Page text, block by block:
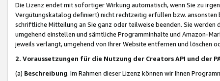
Die Lizenz endet mit sofortiger Wirkung automatisch, wenn Sie zu
Vergütungskatalog definiert) nicht rechtzeitig erfüllen bzw. ansonsten
schriftliche Mitteilung an Sie ganz oder teilweise beenden. Sie werden
umgehend einstellen und sämtliche Programminhalte und Amazon-
jeweils verlangt, umgehend von Ihrer Website entfernen und löschen
2. Voraussetzungen für die Nutzung der Creators API und der
(a) Beschreibung. Im Rahmen dieser Lizenz können wir Ihnen